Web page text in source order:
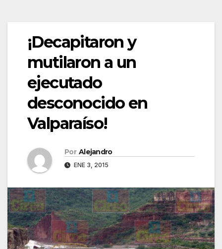
¡Decapitaron y
mutilaron a un
ejecutado
desconocido en
Valparaíso!
Por Alejandro
ENE 3, 2015